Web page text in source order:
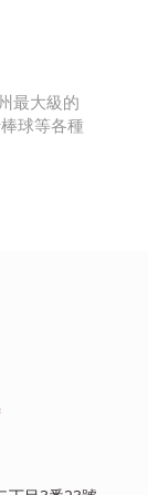
最大級的